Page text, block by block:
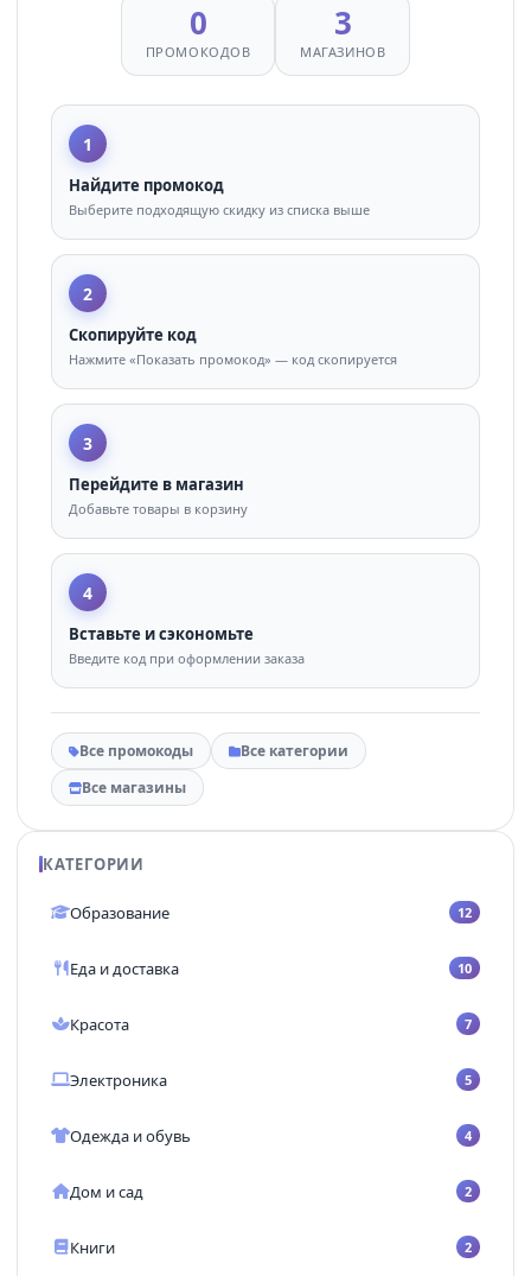
0
ПРОМОКОДОВ
3
МАГАЗИНОВ
1
Найдите промокод
Выберите подходящую скидку из списка выше
2
Скопируйте код
Нажмите «Показать промокод» — код скопируется
3
Перейдите в магазин
Добавьте товары в корзину
4
Вставьте и сэкономьте
Введите код при оформлении заказа
Все промокоды
Все категории
Все магазины
КАТЕГОРИИ
Образование 12
Еда и доставка 10
Красота 7
Электроника 5
Одежда и обувь 4
Дом и сад 2
Книги 2